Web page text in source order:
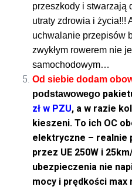
przeszkody i stwarzają
utraty zdrowia i życia!!!
uchwalanie przepisów
zwykłym rowerem nie
samochodowym…
Od siebie dodam
podstawowego
zł w PZU, a w razie
kieszeni. To ich OC
elektryczne – realnie
przez UE 250W i
ubezpieczenia nie
mocy i prędkości